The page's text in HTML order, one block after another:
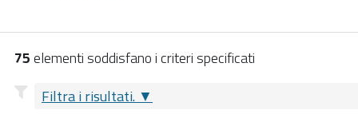
75elementi soddisfano i criteri specificati
Filtra i risultati.